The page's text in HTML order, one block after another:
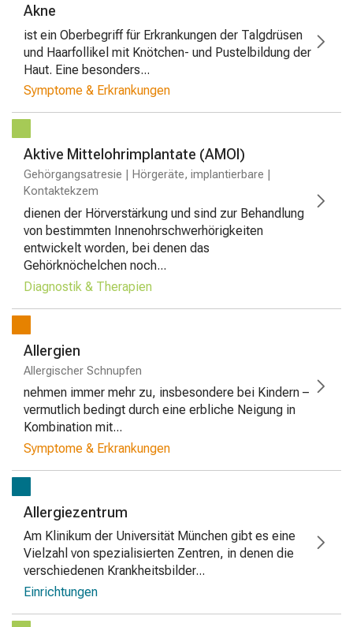
Akne
ist ein Oberbegriff für Erkrankungen der Talgdrüsen
und Haarfollikel mit Knötchen- und Pustelbildung der
Haut. Eine besonders...
Symptome & Erkrankungen
Aktive Mittelohrimplantate (AMOI)
Gehörgangsatresie | Hörgeräte, implantierbare |
Kontaktekzem
dienen der Hörverstärkung und sind zur Behandlung
von bestimmten Innenohrschwerhörigkeiten
entwickelt worden, bei denen das
Gehörknöchelchen noch...
Diagnostik & Therapien
Allergien
Allergischer Schnupfen
nehmen immer mehr zu, insbesondere bei Kindern –
vermutlich bedingt durch eine erbliche Neigung in
Kombination mit...
Symptome & Erkrankungen
Allergiezentrum
Am Klinikum der Universität München gibt es eine
Vielzahl von spezialisierten Zentren, in denen die
verschiedenen Krankheitsbilder...
Einrichtungen